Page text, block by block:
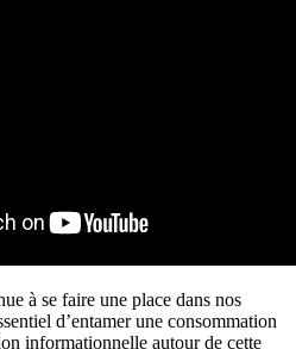
à se faire une place dans nos
d’entamer une consommation
informationnelle autour de cette